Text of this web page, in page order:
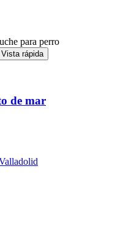
Vista rápida
de mar